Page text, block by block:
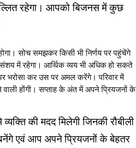
रहेगा। आपको बिजनस में कुछ
सोच समझकर किसी भी निर्णय पर पहुंचेंगे
में रहेगा। आर्थिक व्यय भी अधिक हो सकते
भरोसा कर उस पर अमल करेंगे। परिवार में
होंगी। सप्ताह के अंत में अपने प्रियजनों के
की मदद मिलेगी जिनकी रौबीली
एवं आप अपने प्रियजनों के बेहतर